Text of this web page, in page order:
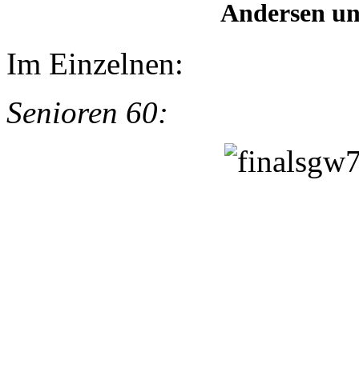
Andersen
Im Einzelnen:
Senioren 60: